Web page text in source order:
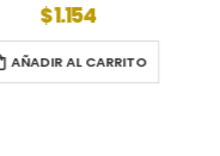
$1.217
AÑADIR AL CARRITO